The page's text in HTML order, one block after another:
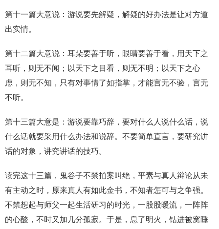
第十一篇大意说：游说要先解疑，解疑的好办法是让对方道
出实情。
第十二篇大意说：耳朵要善于听，眼睛要善于看，用天下之
耳听，则无不闻；以天下之目看，则无不明；以天下之心
虑，则无不知，只有对事情了如指掌，才能言无不验，言无
不听。
第十三篇大意是：游说要靠巧辞，要对什么人说什么话，说
什么话就要采用什么办法和说辞。不要简单直言，要研究讲
话的对象，讲究讲话的技巧。
读完这十三篇，鬼谷子不禁拍案叫绝，平素与真人辩论从未
有主动之时，原来真人有如此金书，不知者怎可与之争强。
不禁想起与师父一起生活研习的时光，一股股暖流，一阵阵
的心酸，不时又加几分孤寂。于是，息了明火，钻进被窝睡